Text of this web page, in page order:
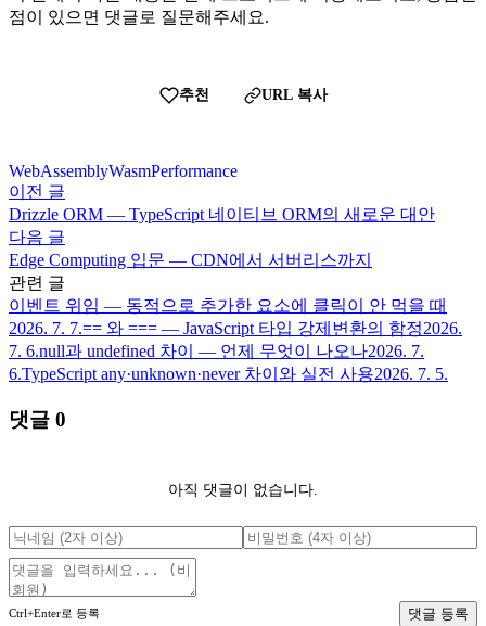
점이 있으면 댓글로 질문해주세요.
추천 URL 복사
WebAssemblyWasmPerformance
이전 글
Drizzle ORM — TypeScript 네이티브 ORM의 새로운 대안
다음 글
Edge Computing 입문 — CDN에서 서버리스까지
관련 글
이벤트 위임 — 동적으로 추가한 요소에 클릭이 안 먹을 때
2026. 7. 7.== 와 === — JavaScript 타입 강제변환의 함정2026.
7. 6.null과 undefined 차이 — 언제 무엇이 나오나2026. 7.
6.TypeScript any·unknown·never 차이와 실전 사용2026. 7. 5.
댓글 0
아직 댓글이 없습니다.
Ctrl+Enter로 등록 댓글 등록